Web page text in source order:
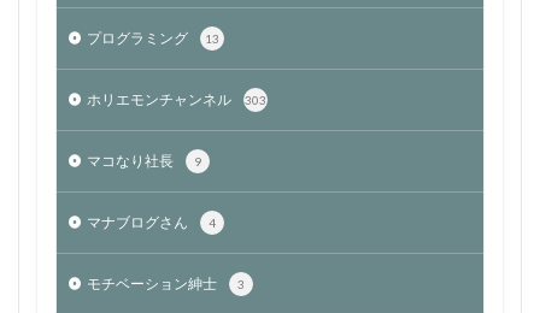
プログラミング 13
ホリエモンチャンネル 303
マコなり社長 9
マナブログさん 4
モチベーション紳士 3